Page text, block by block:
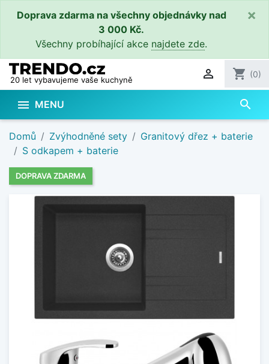
Doprava zdarma na všechny objednávky nad
3 000 Kč.
Všechny probíhající akce najdete zde.
×
20 let vybavujeme vaše kuchyně  shopping_cart (0)
 MENU search
Domů Zvýhodněné sety
Granitový dřez + baterie
S odkapem + baterie
DOPRAVA ZDARMA